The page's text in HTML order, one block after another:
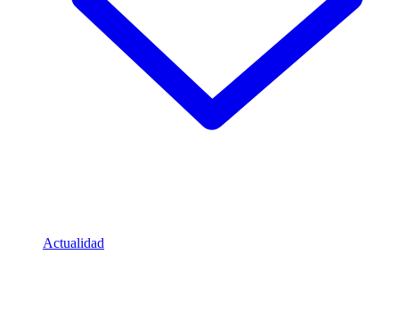
Actualidad